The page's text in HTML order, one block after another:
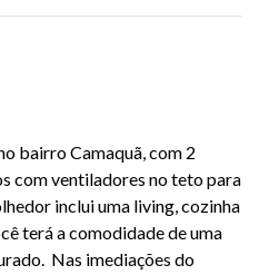
bairro Camaquã, com 2
com ventiladores no teto para
inclui uma living, cozinha
terá a comodidade de uma
Nas imediações do